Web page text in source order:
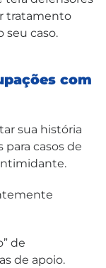
tratamento
seu caso.
com
sua história
casos de
de
de apoio.